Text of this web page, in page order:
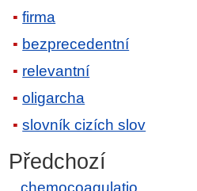
firma
bezprecedentní
relevantní
oligarcha
slovník cizích slov
Předchozí